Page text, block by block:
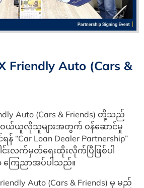
Friendly Auto (Cars &
Auto (Cars & Friends) တို့သည်
ဝယ်ယူလိုသူများအတွက် ဝန်ဆောင်မှု
န် “Car Loan Dealer Partnership”
င်းလက်မှတ်ရေးထိုးလိုက်ပြီဖြစ်ပါ
ာ ကြေညာအပ်ပါသည်။
Auto (Cars & Friends) မှ မည်